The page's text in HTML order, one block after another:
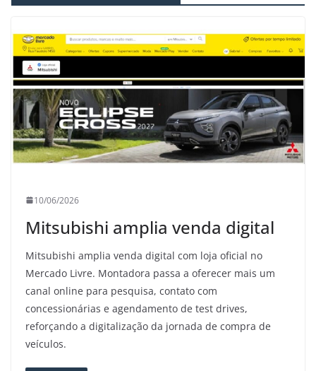
10/06/2026
Mitsubishi amplia venda digital
Mitsubishi amplia venda digital com loja oficial no
Mercado Livre. Montadora passa a oferecer mais um
canal online para pesquisa, contato com
concessionárias e agendamento de test drives,
reforçando a digitalização da jornada de compra de
veículos.